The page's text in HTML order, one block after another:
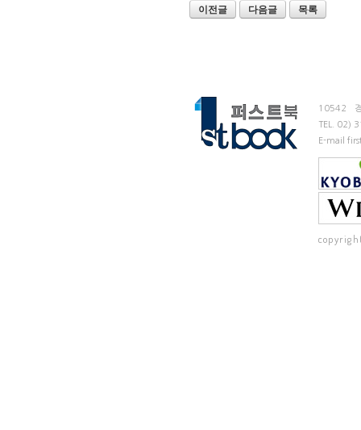
이전글 다음글 목록
10542
TEL.
02)
E-mail